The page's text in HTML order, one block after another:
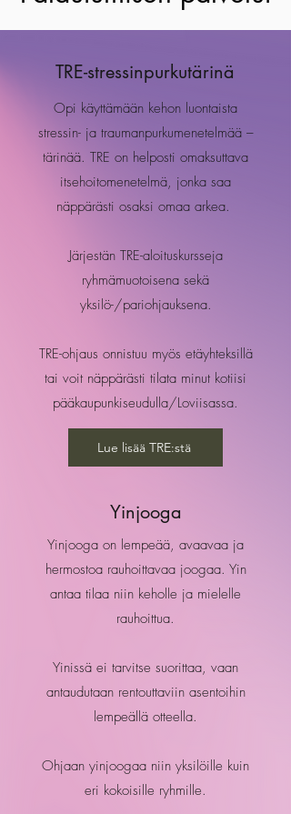
TRE-stressinpurkutärinä
Opi käyttämään kehon luontaista
stressin- ja traumanpurkumenetelmää –
tärinää. TRE on helposti omaksuttava
itsehoitomenetelmä, jonka saa
näppärästi osaksi omaa arkea.
Järjestän TRE-aloituskursseja
ryhmämuotoisena sekä
yksilö-/pariohjauksena.
TRE-ohjaus onnistuu myös etäyhteksillä
tai voit näppärästi tilata minut kotiisi
pääkaupunkiseudulla/Loviisassa.
Lue lisää TRE:stä
Yinjooga
Yinjooga on lempeää, avaavaa ja
hermostoa rauhoittavaa joogaa. Yin
antaa tilaa niin keholle ja mielelle
rauhoittua.
Yinissä ei tarvitse suorittaa, vaan
antaudutaan rentouttaviin asentoihin
lempeällä otteella.
Ohjaan yinjoogaa niin yksilöille kuin
eri kokoisille ryhmille.